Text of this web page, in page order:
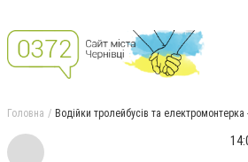
Головна Водійки тролейбусів та електромонтерка